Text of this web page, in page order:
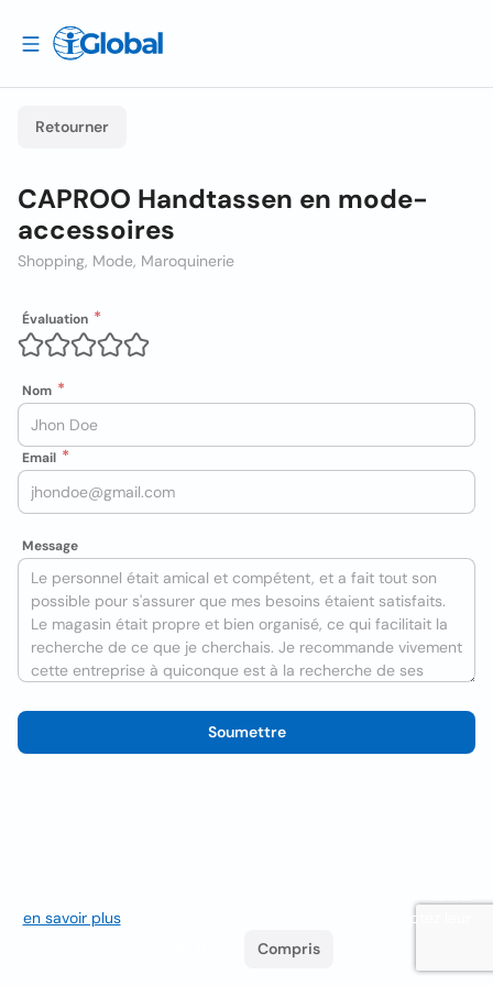
Retourner
CAPROO Handtassen en mode-
accessoires
Shopping, Mode, Maroquinerie
Évaluation
Nom
Email
Message
Soumettre
en savoir plus. Si vous continuez à naviguer, vous acceptez leur
Compris